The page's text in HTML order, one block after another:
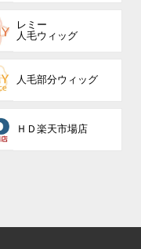
レミー
人毛ウィッグ
人毛部分ウィッグ
ＨＤ楽天市場店